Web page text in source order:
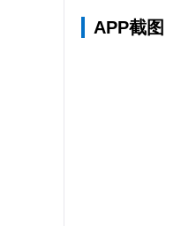
APP截图